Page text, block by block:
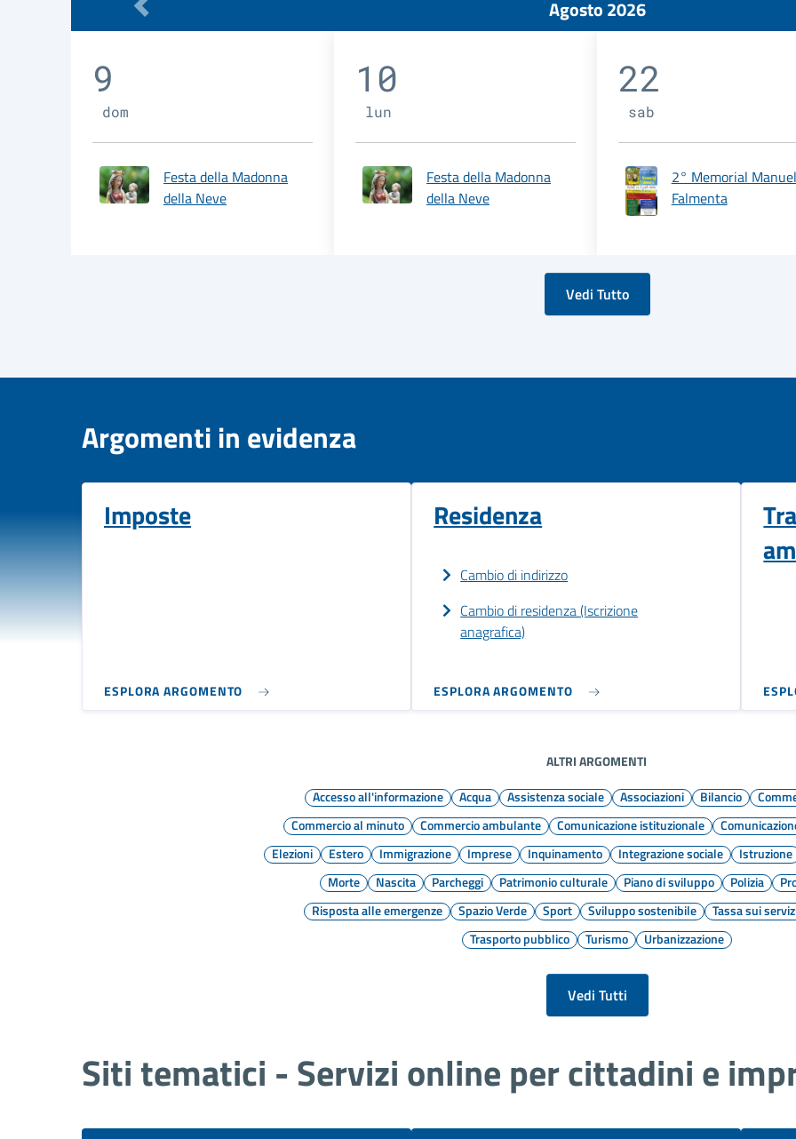
dom
della Neve
lun
della Neve
sab
Falmenta
Vedi Tutto
Imposte Residenza
Cambio di residenza (Iscrizione
anagrafica)
Assistenza sociale Associazioni
Commercio al minuto
Commercio ambulante Comunicazione istituzionale
Elezioni
Estero Immigrazione Imprese Inquinamento Integrazione sociale
Istruzione
Morte
Nascita Parcheggi Patrimonio culturale Piano di sviluppo Polizia
Risposta alle emergenze
Spazio Verde Sport Sviluppo sostenibile
Tassa sui
Trasporto pubblico
Turismo Urbanizzazione
Vedi Tutti
Siti tematici - Servizi online per cittadini e
Albo Pretorio Bandi di gara